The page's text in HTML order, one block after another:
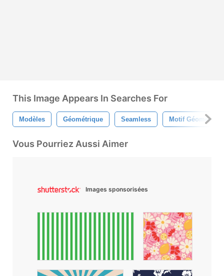
This Image Appears In Searches For
Modèles Géométrique Seamless Motif
Vous Pourriez Aussi Aimer
Images sponsorisées